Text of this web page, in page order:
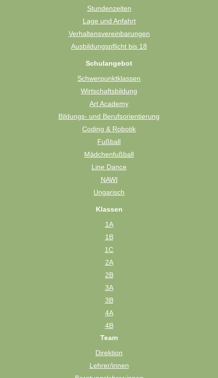
Stundenzeiten
Lage und Anfahrt
Verhaltensvereinbarungen
Ausbildungspflicht bis 18
Schulangebot
Schwerpunktklassen
Wirtschaftsbildung
Art Academy
Bildungs- und Berufsorientierung
Coding & Robotik
Fußball
Mädchenfußball
Line Dance
NAWI
Ungarisch
Klassen
1A
1B
1C
2A
2B
3A
3B
4A
4B
Team
Direktion
Lehrer/innen